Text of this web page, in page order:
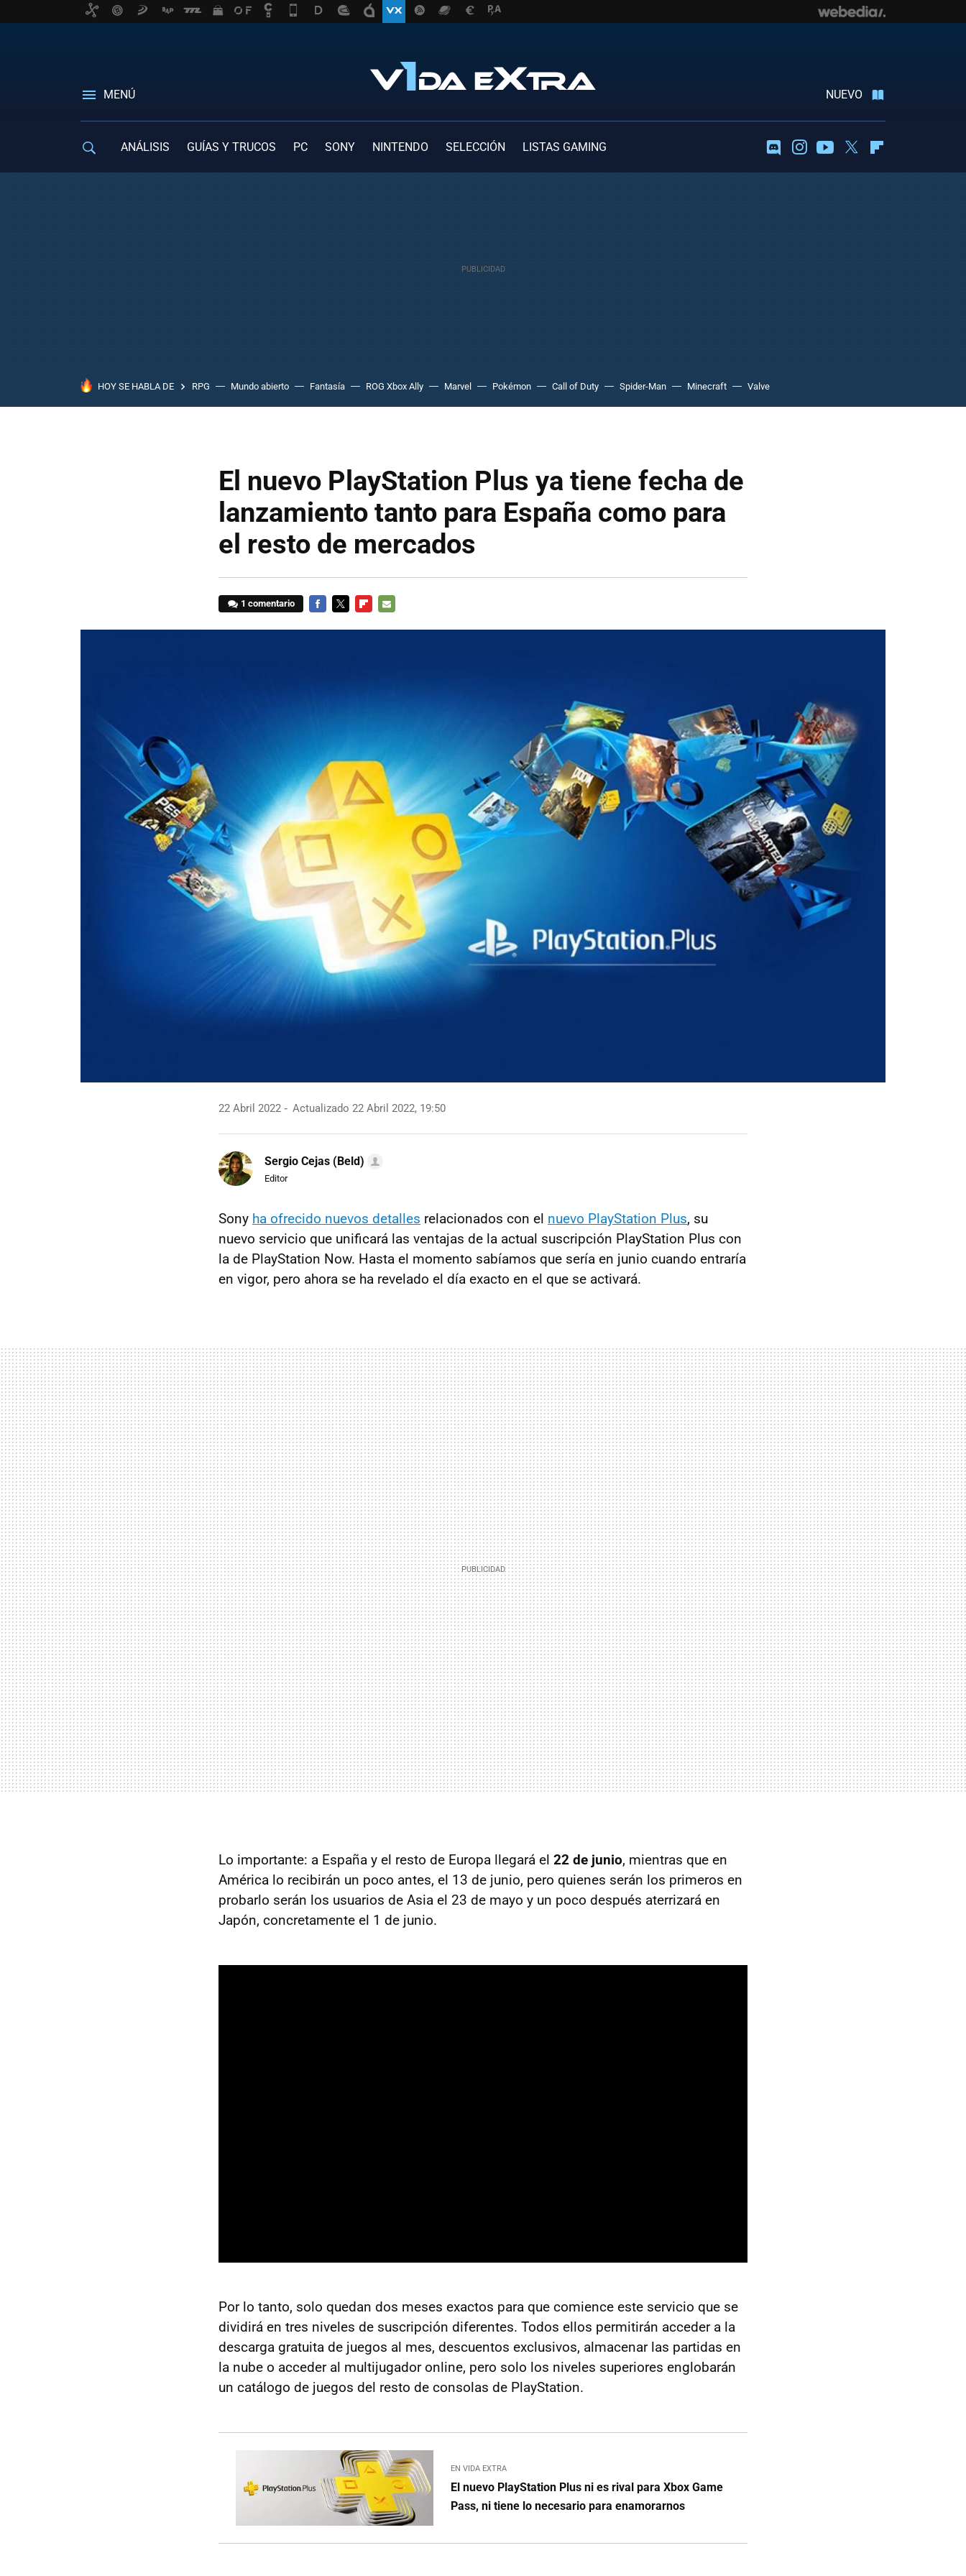
MENÚ NUEVO
ANÁLISIS GUÍAS Y TRUCOS PC SONY NINTENDO SELECCIÓN LISTAS GAMING DiscordInstagramYoutubeTwitter
HOY SE HABLA DE RPG Mundo abierto Fantasía ROG Xbox Ally Marvel Pokémon Call of Duty Spider-Man Minecraft Valve
El nuevo PlayStation Plus ya tiene fecha de
lanzamiento tanto para España como para
el resto de mercados
1 comentario
22 Abril 2022 Actualizado 22 Abril 2022, 19:50
Sergio Cejas (Beld)
Editor
Sony ha ofrecido nuevos detalles relacionados con el nuevo PlayStation Plus, su
nuevo servicio que unificará las ventajas de la actual suscripción PlayStation Plus con
la de PlayStation Now. Hasta el momento sabíamos que sería en junio cuando entraría
en vigor, pero ahora se ha revelado el día exacto en el que se activará.
Lo importante: a España y el resto de Europa llegará el 22 de junio, mientras que en
América lo recibirán un poco antes, el 13 de junio, pero quienes serán los primeros en
probarlo serán los usuarios de Asia el 23 de mayo y un poco después aterrizará en
Japón, concretamente el 1 de junio.
Por lo tanto, solo quedan dos meses exactos para que comience este servicio que se
dividirá en tres niveles de suscripción diferentes. Todos ellos permitirán acceder a la
descarga gratuita de juegos al mes, descuentos exclusivos, almacenar las partidas en
la nube o acceder al multijugador online, pero solo los niveles superiores englobarán
un catálogo de juegos del resto de consolas de PlayStation.
EN VIDA EXTRA
El nuevo PlayStation Plus ni es rival para Xbox Game
Pass, ni tiene lo necesario para enamorarnos